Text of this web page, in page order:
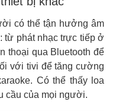
có thể tận hưởng âm
từ phát nhạc trực tiếp ở
thoại qua Bluetooth để
với tivi để tăng cường
Có thể thấy loa
cầu của mọi người.